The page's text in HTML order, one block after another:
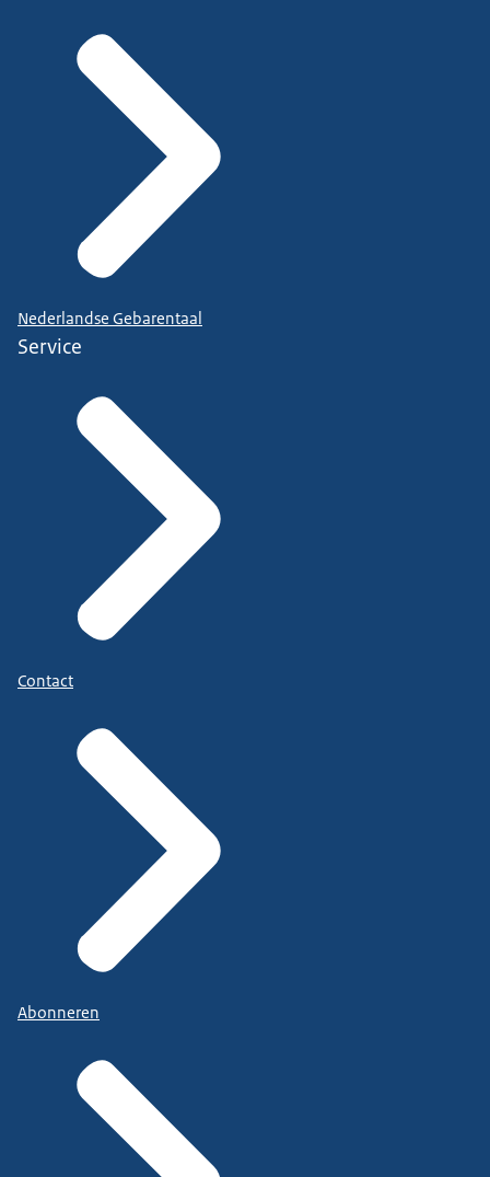
Nederlandse Gebarentaal
Service
Contact
Abonneren